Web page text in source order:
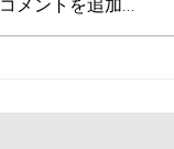
コメントを追加…